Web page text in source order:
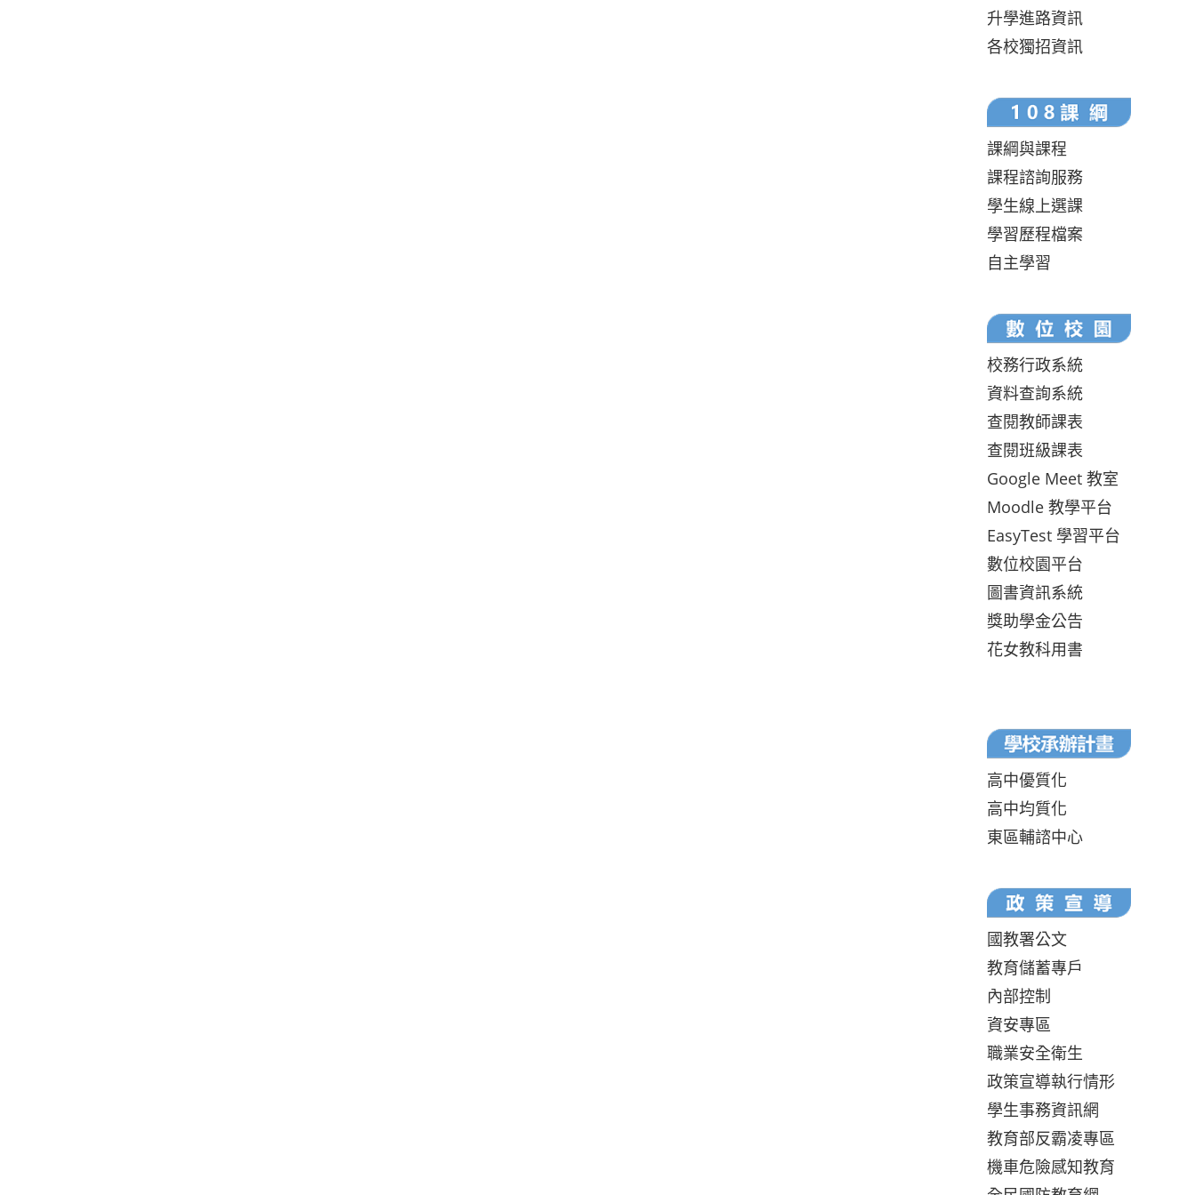
升學進路資訊
各校獨招資訊
課綱與課程
課程諮詢服務
學生線上選課
學習歷程檔案
自主學習
校務行政系統
資料查詢系統
查閱教師課表
查閱班級課表
Google Meet 教室
Moodle 教學平台
EasyTest 學習平台
數位校園平台
圖書資訊系統
獎助學金公告
花女教科用書
高中優質化
高中均質化
東區輔諮中心
國教署公文
教育儲蓄專戶
內部控制
資安專區
職業安全衛生
政策宣導執行情形
學生事務資訊網
教育部反霸凌專區
機車危險感知教育